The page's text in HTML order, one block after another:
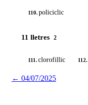
110.policiclic
11 lletres 2
111.clorofillic 112.
← 04/07/2025